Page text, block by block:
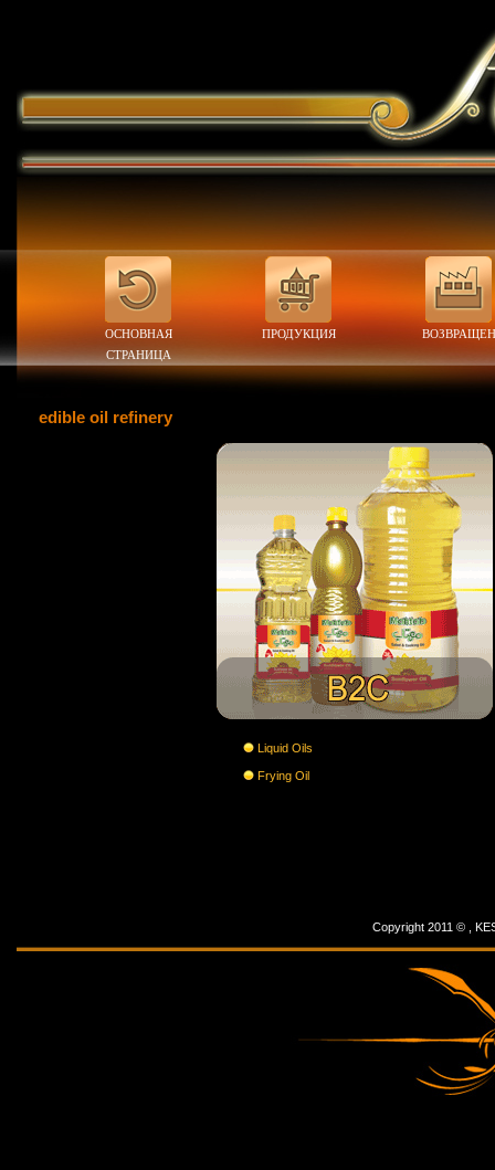
ОСНОВНАЯ
СТРАНИЦА
ПРОДУКЦИЯ
edible oil refinery
Liquid Oils
Frying Oil
Copyright 2011 © ,